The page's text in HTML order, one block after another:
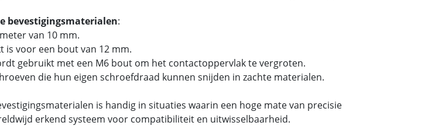
bevestigingsmaterialen:
van 10 mm.
is voor een bout van 12 mm.
gebruikt met een M6 bout om het contactoppervlak te vergroten.
die hun eigen schroefdraad kunnen snijden in zachte materialen.
is handig in situaties waarin een hoge mate van precisie
erkend systeem voor compatibiliteit en uitwisselbaarheid.